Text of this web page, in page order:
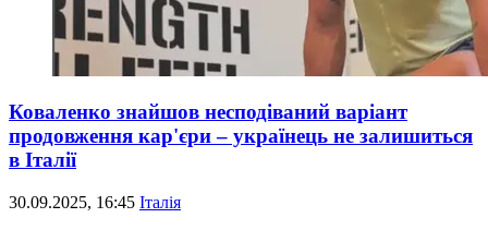
Коваленко знайшов несподіваний варіант
продовження кар'єри – українець не залишиться
в Італії
30.09.2025, 16:45 Італія